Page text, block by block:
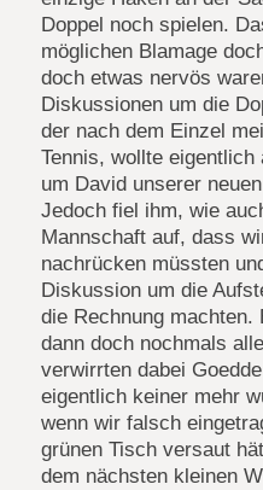
Doppel noch spielen.
möglichen Blamage
doch etwas nervös
Diskussionen um die
der nach dem Einzel
Tennis, wollte
um David unserer
Jedoch fiel ihm, wie
Mannschaft auf, dass
nachrücken müssten
Diskussion um die
die Rechnung
dann doch nochmals
verwirrten dabei
eigentlich keiner mehr
wenn wir falsch
grünen Tisch versaut
dem nächsten kleinen